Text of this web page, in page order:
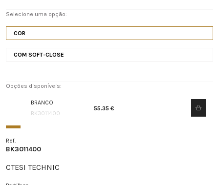
Selecione uma opção:
COR
COM SOFT-CLOSE
Opções disponíveis:
BRANCO
BK3011400
55.35 €
Ref.
BK3011400
CTESI TECHNIC